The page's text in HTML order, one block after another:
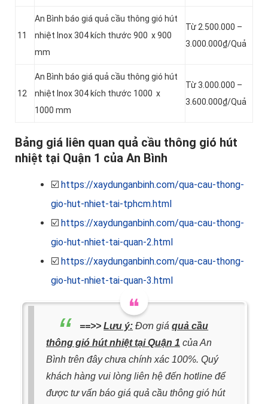
11
An Bình báo giá quả cầu thông gió hút
nhiệt Inox 304 kích thước 900 x 900
mm
Từ 2.500.000 –
3.000.000₫/Quả
12
An Bình báo giá quả cầu thông gió hút
nhiệt Inox 304 kích thước 1000 x
1000 mm
Từ 3.000.000 –
3.600.000₫/Quả
Bảng giá liên quan quả cầu thông gió hút
nhiệt tại Quận 1 của An Bình
☑️ https://xaydunganbinh.com/qua-cau-thong-
gio-hut-nhiet-tai-tphcm.html
☑️ https://xaydunganbinh.com/qua-cau-thong-
gio-hut-nhiet-tai-quan-2.html
☑️ https://xaydunganbinh.com/qua-cau-thong-
gio-hut-nhiet-tai-quan-3.html
==>>Lưu ý: Đơn giáquả cầu
thông gió hút nhiệt tại Quận 1 của An
Bình trên đây chưa chính xác 100%. Quý
khách hàng vui lòng liên hệ đến hotline để
được tư vấn báo giá quả cầu thông gió hút